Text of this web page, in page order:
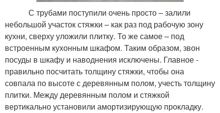
С трубами поступили очень просто – залили
небольшой участок стяжки – как раз под рабочую зону
кухни, сверху уложили плитку. То же самое – под
встроенным кухонным шкафом. Таким образом, звон
посуды в шкафу и наводнения исключены. Главное -
правильно посчитать толщину стяжки, чтобы она
совпала по высоте с деревянным полом, учесть толщину
плитки. Между деревянным полом и стяжкой
вертикально установили амортизирующую прокладку.